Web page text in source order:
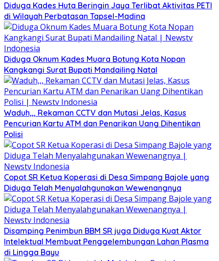
Diduga Kades Huta Beringin Jaya Terlibat Aktivitas PETI
di Wilayah Perbatasan Tapsel-Madina
Diduga Oknum Kades Muara Botung Kota Nopan
Kangkangi Surat Bupati Mandailing Natal
Waduh,,, Rekaman CCTV dan Mutasi Jelas, Kasus
Pencurian Kartu ATM dan Penarikan Uang Dihentikan
Polisi
Copot SR Ketua Koperasi di Desa Simpang Bajole yang
Diduga Telah Menyalahgunakan Wewenangnya
Disamping Penimbun BBM SR juga Diduga Kuat Aktor
Intelektual Membuat Penggelembungan Lahan Plasma
di Lingga Bayu